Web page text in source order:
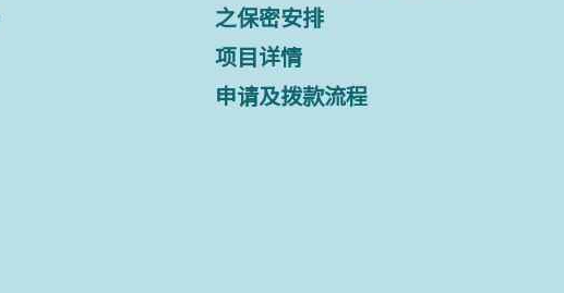
之保密安排
项目详情
申请及拨款流程